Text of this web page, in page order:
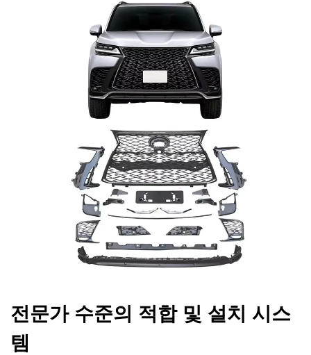
전문가 수준의 적합 및 설치 시스
템